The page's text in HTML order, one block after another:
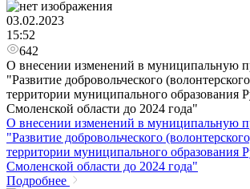
03.02.2023
15:52
642
О внесении изменений в муниципальную
"Развитие добровольческого
территории муниципального образования
Смоленской области до 2024 года"
О внесении изменений в муниципальную
"Развитие добровольческого
территории муниципального образования
Смоленской области до 2024 года"
Подробнее